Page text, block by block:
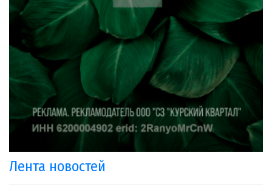
Лента новостей